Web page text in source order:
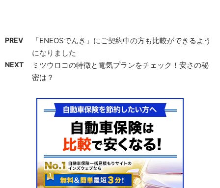
PREV
「ENEOSでんき」にご契約中の方も比較ができるよう
になりました
NEXT
ミツウロコの特徴と電気プランをチェック！安さの秘
密は？